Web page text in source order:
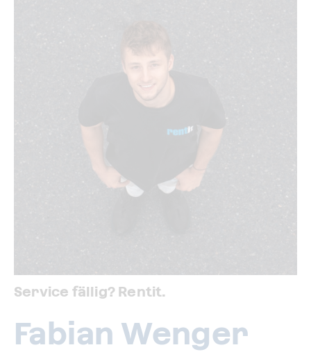
Service fällig? Rentit.
Fabian Wenger